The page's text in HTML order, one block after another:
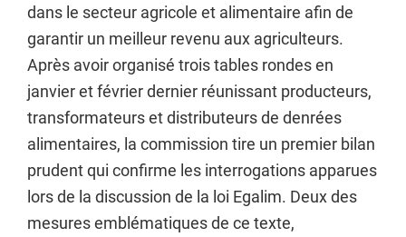
dans le secteur agricole et alimentaire afin de
garantir un meilleur revenu aux agriculteurs.
Après avoir organisé trois tables rondes en
janvier et février dernier réunissant producteurs,
transformateurs et distributeurs de denrées
alimentaires, la commission tire un premier bilan
prudent qui confirme les interrogations apparues
lors de la discussion de la loi Egalim. Deux des
mesures emblématiques de ce texte,